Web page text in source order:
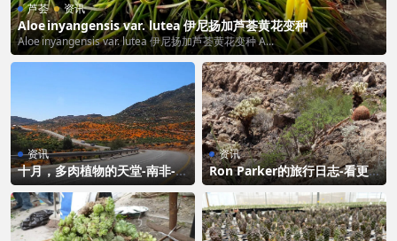
芦荟 资讯
Aloe inyangensis var. lutea 伊尼扬加芦荟黄花变种
Aloe inyangensis var. lutea 伊尼扬加芦荟黄花变种 A...
资讯
十月，多肉植物的天堂-南非-正
值春暖花开
资讯
Ron Parker的旅行日志-看更
多的美景与植物